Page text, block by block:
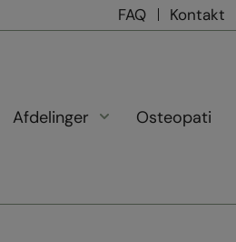
FAQ Kontakt
Afdelinger Osteopati